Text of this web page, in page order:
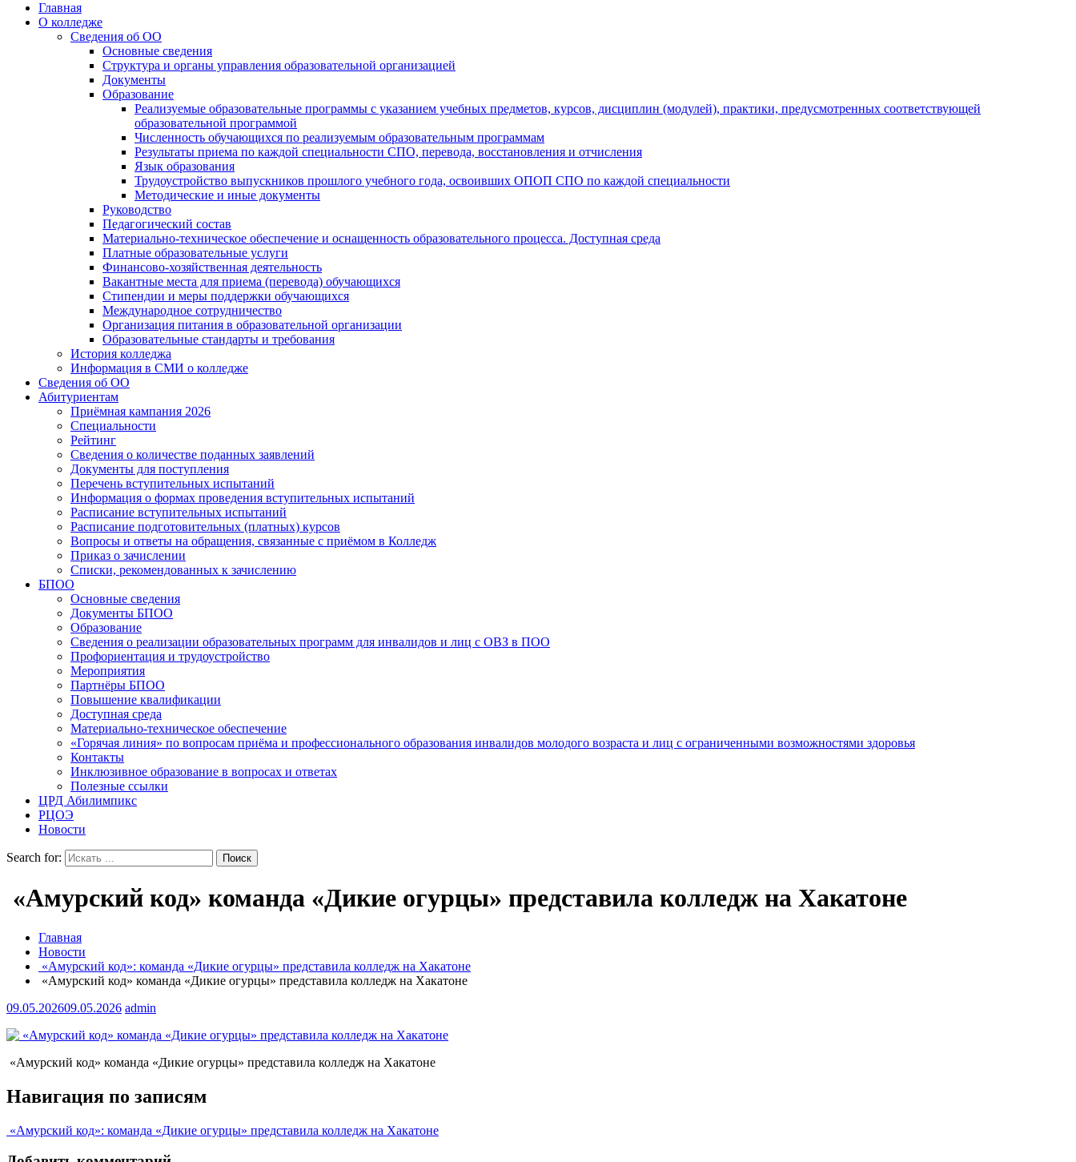
Главная
О колледже
Сведения об ОО
Основные сведения
Структура и органы управления образовательной организацией
Документы
Образование
Реализуемые образовательные программы с указанием учебных предметов, курсов, дисциплин (модулей), практики, предусмотренных соответствующей
образовательной программой
Численность обучающихся по реализуемым образовательным программам
Результаты приема по каждой специальности СПО, перевода, восстановления и отчисления
Язык образования
Трудоустройство выпускников прошлого учебного года, освоивших ОПОП СПО по каждой специальности
Методические и иные документы
Руководство
Педагогический состав
Материально-техническое обеспечение и оснащенность образовательного процесса. Доступная среда
Платные образовательные услуги
Финансово-хозяйственная деятельность
Вакантные места для приема (перевода) обучающихся
Стипендии и меры поддержки обучающихся
Международное сотрудничество
Организация питания в образовательной организации
Образовательные стандарты и требования
История колледжа
Информация в СМИ о колледже
Сведения об ОО
Абитуриентам
Приёмная кампания 2026
Специальности
Рейтинг
Сведения о количестве поданных заявлений
Документы для поступления
Перечень вступительных испытаний
Информация о формах проведения вступительных испытаний
Расписание вступительных испытаний
Расписание подготовительных (платных) курсов
Вопросы и ответы на обращения, связанные с приёмом в Колледж
Приказ о зачислении
Списки, рекомендованных к зачислению
БПОО
Основные сведения
Документы БПОО
Образование
Сведения о реализации образовательных программ для инвалидов и лиц с ОВЗ в ПОО
Профориентация и трудоустройство
Мероприятия
Партнёры БПОО
Повышение квалификации
Доступная среда
Материально-техническое обеспечение
«Горячая линия» по вопросам приёма и профессионального образования инвалидов молодого возраста и лиц с ограниченными возможностями здоровья
Контакты
Инклюзивное образование в вопросах и ответах
Полезные ссылки
ЦРД Абилимпикс
РЦОЭ
Новости
Search for:
«Амурский код» команда «Дикие огурцы» представила колледж на Хакатоне
Главная
Новости
«Амурский код»: команда «Дикие огурцы» представила колледж на Хакатоне
«Амурский код» команда «Дикие огурцы» представила колледж на Хакатоне
09.05.202609.05.2026 admin
«Амурский код» команда «Дикие огурцы» представила колледж на Хакатоне
Навигация по записям
«Амурский код»: команда «Дикие огурцы» представила колледж на Хакатоне